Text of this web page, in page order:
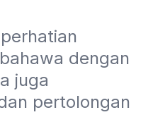
dengan
juga
pertolongan